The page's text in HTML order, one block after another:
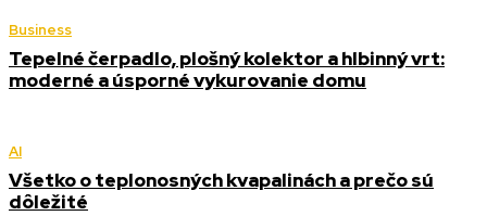
Business
Tepelné čerpadlo, plošný kolektor a hlbinný vrt:
moderné a úsporné vykurovanie domu
AI
Všetko o teplonosných kvapalinách a prečo sú
dôležité